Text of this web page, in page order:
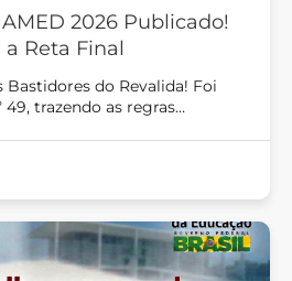
2026 Publicado!
Reta Final
Bastidores do Revalida! Foi
trazendo as regras…